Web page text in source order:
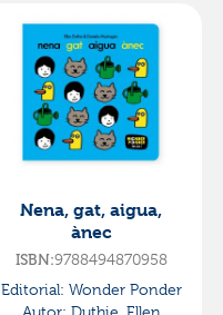
Nena, gat, aigua,
ànec
ISBN:9788494870958
Editorial: Wonder Ponder